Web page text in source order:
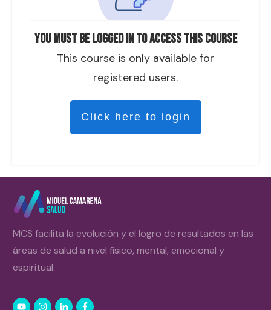
You must be logged in to access this course
This course is only available for
registered users.
Click here to login
MCS facilita la evolución y el logro de resultados en las
áreas de salud a nivel físico, mental, emocional y
espiritual.